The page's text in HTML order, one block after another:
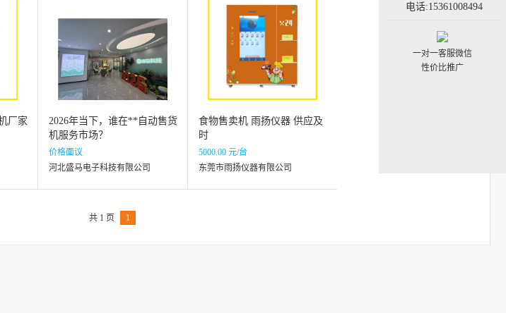
厂家
2026年当下，谁在**自动售货
机服务市场？
价格面议
河北盛马电子科技有限公司
食物售卖机 雨扬仪器 供应及
时
5000.00 元/台
东莞市雨扬仪器有限公司
共 1 页 1
电话:15361008494
一对一客服微信
性价比推广